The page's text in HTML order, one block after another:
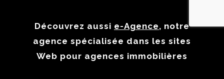
Découvrez aussi e-Agence, notre
agence spécialisée dans les sites
Web pour agences immobilières